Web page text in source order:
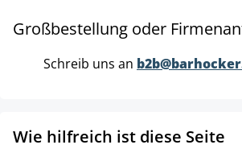
Großbestellung oder
Schreib uns an
Wie hilfreich ist diese Seite